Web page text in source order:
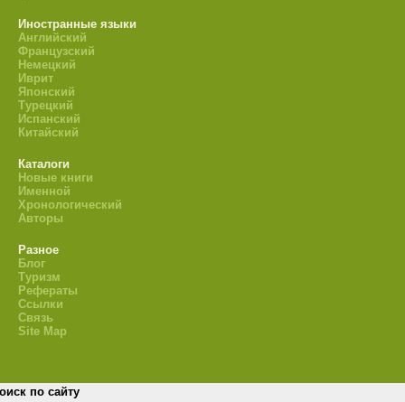
Иностранные языки
Английский
Французский
Немецкий
Иврит
Японский
Турецкий
Испанский
Китайский
Каталоги
Новые книги
Именной
Хронологический
Авторы
Разное
Блог
Туризм
Рефераты
Ссылки
Связь
Site Map
по сайту